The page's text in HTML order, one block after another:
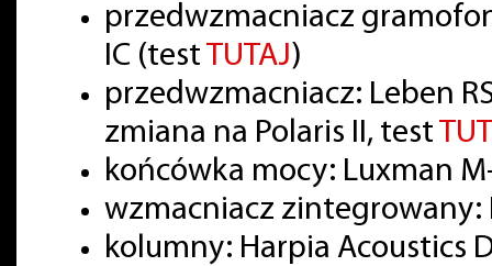
przedwzmacniacz
IC (test
TUTAJ)
przedwzmacniacz: Leben
zmiana na Polaris II, test
końcówka mocy: Luxman
wzmacniacz zintegrowany:
kolumny: Harpia Acoustics